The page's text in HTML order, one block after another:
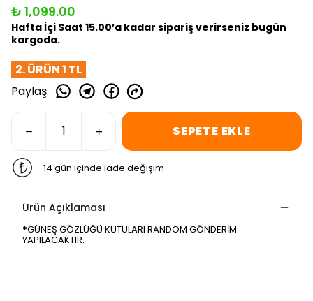
₺ 1,099.00
Hafta İçi Saat 15.00’a kadar sipariş verirseniz bugün
kargoda.
2. ÜRÜN 1 TL
Paylaş:
SEPETE EKLE
14 gün içinde iade değişim
Ürün Açıklaması
*GÜNEŞ GÖZLÜĞÜ KUTULARI RANDOM GÖNDERİM
YAPILACAKTIR.